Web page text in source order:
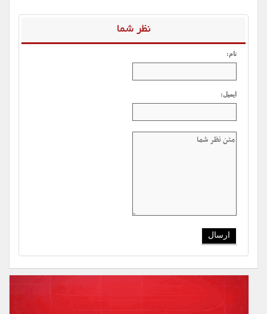
نظر شما
نام:
ایمیل: